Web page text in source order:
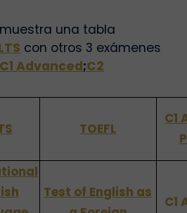
una tabla
con otros 3 exámenes
C1 Advanced;C2
TOEFL
C1
Test of English as
C1